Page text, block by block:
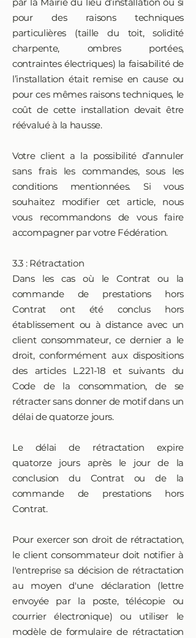
pour des raisons techniques
particulières (taille du toit, solidité
charpente, ombres portées,
contraintes électriques) la faisabilité de
l’installation était remise en cause ou
pour ces mêmes raisons techniques, le
coût de cette installation devait être
réévalué à la hausse.
Votre client a la possibilité d’annuler
sans frais les commandes, sous les
conditions mentionnées. Si vous
souhaitez modifier cet article, nous
vous recommandons de vous faire
accompagner par votre Fédération.
3.3 : Rétractation
Dans les cas où le Contrat ou la
commande de prestations hors
Contrat ont été conclus hors
établissement ou à distance avec un
client consommateur, ce dernier a le
droit, conformément aux dispositions
des articles L.221-18 et suivants du
Code de la consommation, de se
rétracter sans donner de motif dans un
délai de quatorze jours.
Le délai de rétractation expire
quatorze jours après le jour de la
conclusion du Contrat ou de la
commande de prestations hors
Contrat.
Pour exercer son droit de rétractation,
le client consommateur doit notifier à
l'entreprise sa décision de rétractation
au moyen d'une déclaration (lettre
envoyée par la poste, télécopie ou
courrier électronique) ou utiliser le
modèle de formulaire de rétractation